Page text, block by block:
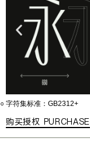
○ 字符集标准：GB2312+
购买授权 PURCHASE